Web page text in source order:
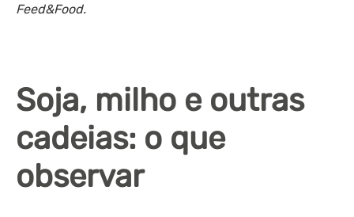
Feed&Food.
Soja, milho e outras
cadeias: o que
observar